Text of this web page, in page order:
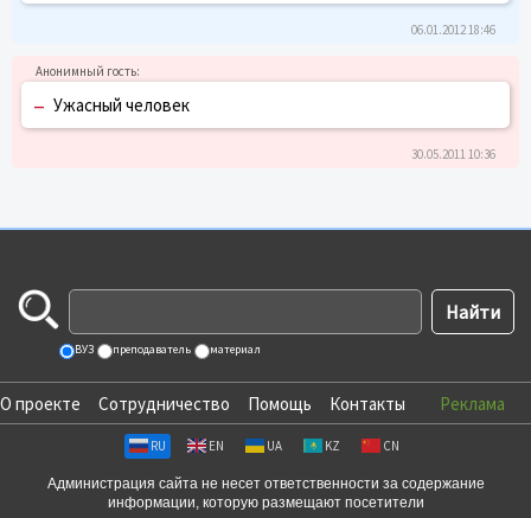
06.01.2012 18:46
– Ужасный человек
30.05.2011 10:36
ВУЗ преподаватель материал
О проекте Сотрудничество Помощь Контакты Реклама
RU EN UA KZ CN
Администрация сайта не несет ответственности за содержание
информации, которую размещают посетители